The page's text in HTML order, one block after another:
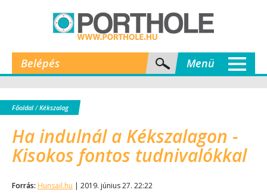
Belépés Menü
Főoldal/Kékszalag
Ha indulnál a Kékszalagon -
Kisokos fontos tudnivalókkal
Forrás: Hunsail.hu | 2019. június 27. 22:22